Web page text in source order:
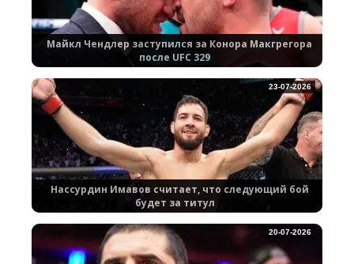
Майкл Чендлер заступился за Конора Макгрегора
после UFC 329
Нассурдин Имавов считает, что следующий бой
будет за титул
23-07-2026
20-07-2026